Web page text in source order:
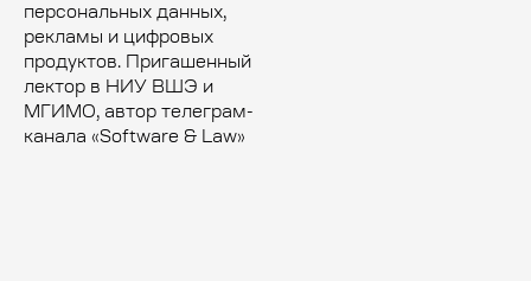
персональных данных,
рекламы и цифровых
продуктов. Пригашенный
лектор в НИУ ВШЭ и
МГИМО, автор телеграм-
канала «Software & Law»